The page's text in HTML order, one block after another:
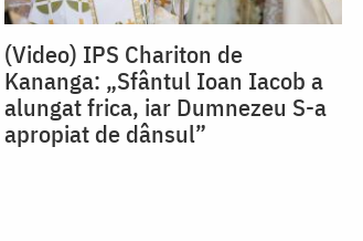
(Video) IPS Chariton de
Kananga: „Sfântul Ioan Iacob a
alungat frica, iar Dumnezeu S-a
apropiat de dânsul”